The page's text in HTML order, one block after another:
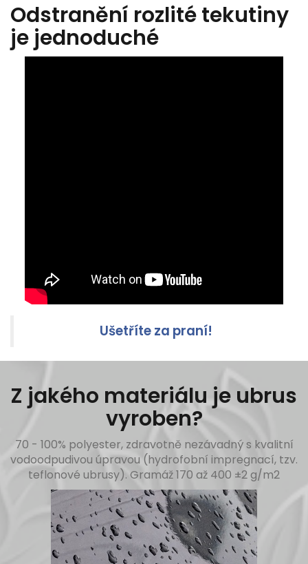
Odstranění rozlité tekutiny
je jednoduché
Ušetříte za praní!
Z jakého materiálu je ubrus
vyroben?
70 - 100% polyester, zdravotně nezávadný s kvalitní
vodoodpudivou úpravou (hydrofobní impregnací, tzv.
teflonové ubrusy). Gramáž 170 až 400 ±2 g/m2